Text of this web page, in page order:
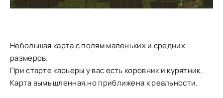
Небольшая карта с полям маленьких и средних
размеров.
При старте карьеры у вас есть коровник и курятник.
Карта вымышленная,но приближена к реальности.